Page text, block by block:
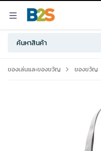
ของเล่นและของขวัญ ของขวัญ